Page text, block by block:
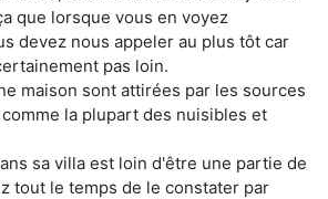
que lorsque vous en voyez
devez nous appeler au plus tôt car
pas loin.
maison sont attirées par les sources
la plupart des nuisibles et
sa villa est loin d'être une partie de
tout le temps de le constater par